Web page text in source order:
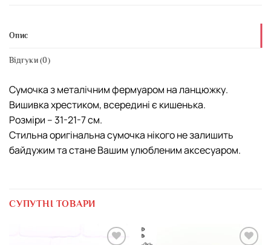
Опис
Відгуки (0)
Сумочка з металічним фермуаром на ланцюжку.
Вишивка хрестиком, всередині є кишенька.
Розміри – 31-21-7 см.
Стильна оригінальна сумочка нікого не залишить
байдужим та стане Вашим улюбленим аксесуаром.
СУПУТНІ ТОВАРИ